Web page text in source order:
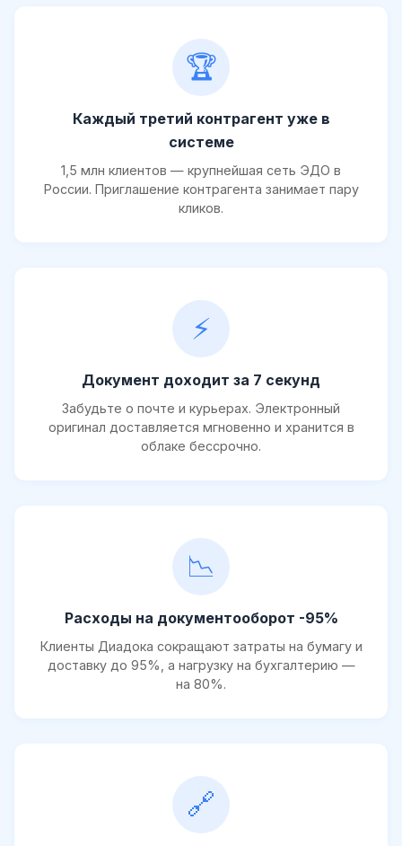
🏆
Каждый третий контрагент уже в
системе
1,5 млн клиентов — крупнейшая сеть ЭДО в
России. Приглашение контрагента занимает пару
кликов.
⚡
Документ доходит за 7 секунд
Забудьте о почте и курьерах. Электронный
оригинал доставляется мгновенно и хранится в
облаке бессрочно.
📉
Расходы на документооборот -95%
Клиенты Диадока сокращают затраты на бумагу и
доставку до 95%, а нагрузку на бухгалтерию —
на 80%.
🔗